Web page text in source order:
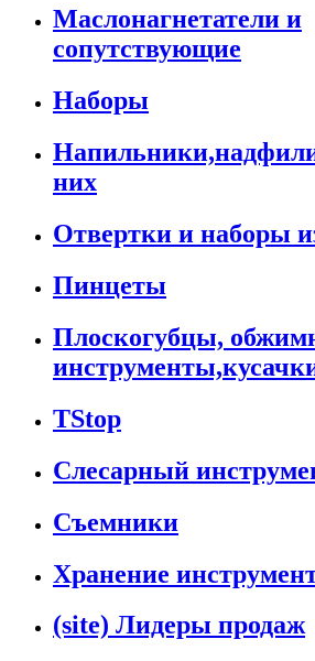
Маслонагнетатели и
сопутствующие
Наборы
них
Отвертки и наборы
Пинцеты
Плоскогубцы,
TStop
Слесарный
Съемники
Хранение
(site) Лидеры продаж